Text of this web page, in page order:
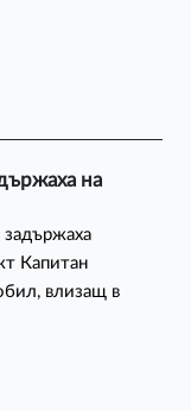
на
задържаха
Капитан
влизащ в